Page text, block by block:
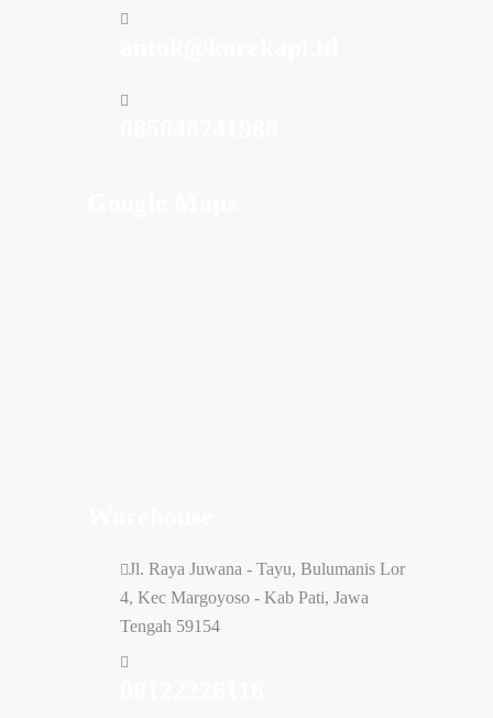
Jl. Raya Juwana - Tayu, Bulumanis Lor
4, Kec Margoyoso - Kab Pati, Jawa
Tengah 59154